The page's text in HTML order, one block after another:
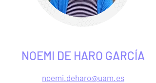
NOEMI DE HARO GARCÍA
noemi.deharo@uam.es